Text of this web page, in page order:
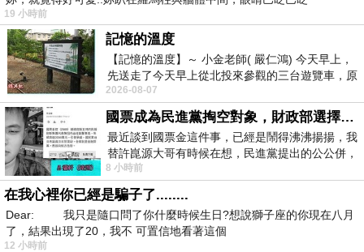
19 小時前
記憶的溫度
【記憶的溫度】～ 小金老師( 嚴仁鴻) 今天早上，
先送走了今天早上從北投來參觀的三台遊覽車，原
以為展場已經差不多要安靜下來，卻發
2026-08-07
國票成為民進黨掏空對象，財政部選擇性失憶
最近談到國票金這件事，已經是鬧得沸沸揚揚，我
替許崑源大哥有時候在想，民進黨提出的公公併，
其實就是想要國庫通黨庫，鬧出最大的醜
8 小時前
在我心裡你已經是騙子了........
Dear: 我只是隨口問了你什麼時候生日?想說獅子座的你現在八月
了，結果出現了20，我不 可置信地看著這個
12 小時前